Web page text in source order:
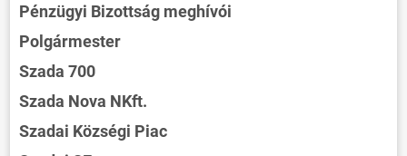
Pénzügyi Bizottság meghívói
Polgármester
Szada 700
Szada Nova NKft.
Szadai Községi Piac